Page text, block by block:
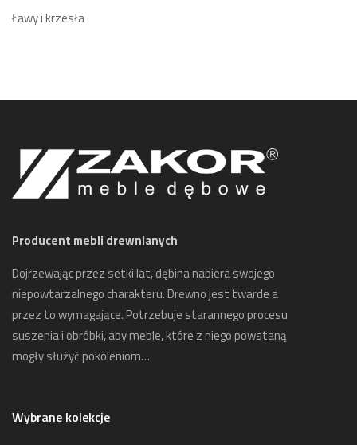
Ławy i krzesła
Producent mebli drewnianych
Dojrzewając przez setki lat, dębina nabiera swojego
niepowtarzalnego charakteru. Drewno jest twarde a
przez to wymagające. Potrzebuje starannego procesu
suszenia i obróbki, aby meble, które z niego powstaną
mogły służyć pokoleniom…
Wybrane kolekcje